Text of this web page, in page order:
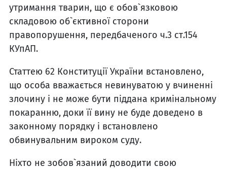
утримання тварин, що є обов`язковою
складовою об`єктивної сторони
правопорушення, передбаченого ч.3 ст.154
КУпАП.
Статтею 62 Конституції України встановлено,
що особа вважається невинуватою у вчиненні
злочину і не може бути піддана кримінальному
покаранню, доки її вину не буде доведено в
законному порядку і встановлено
обвинувальним вироком суду.
Ніхто не зобов`язаний доводити свою